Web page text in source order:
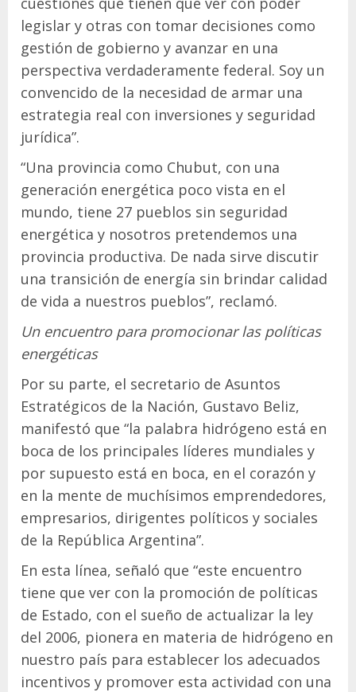
legislar y otras con tomar decisiones como
gestión de gobierno y avanzar en una
perspectiva verdaderamente federal. Soy un
convencido de la necesidad de armar una
estrategia real con inversiones y seguridad
jurídica”.
“Una provincia como Chubut, con una
generación energética poco vista en el
mundo, tiene 27 pueblos sin seguridad
energética y nosotros pretendemos una
provincia productiva. De nada sirve discutir
una transición de energía sin brindar calidad
de vida a nuestros pueblos”, reclamó.
Un encuentro para promocionar las políticas
energéticas
Por su parte, el secretario de Asuntos
Estratégicos de la Nación, Gustavo Beliz,
manifestó que “la palabra hidrógeno está en
boca de los principales líderes mundiales y
por supuesto está en boca, en el corazón y
en la mente de muchísimos emprendedores,
empresarios, dirigentes políticos y sociales
de la República Argentina”.
En esta línea, señaló que “este encuentro
tiene que ver con la promoción de políticas
de Estado, con el sueño de actualizar la ley
del 2006, pionera en materia de hidrógeno en
nuestro país para establecer los adecuados
incentivos y promover esta actividad con una